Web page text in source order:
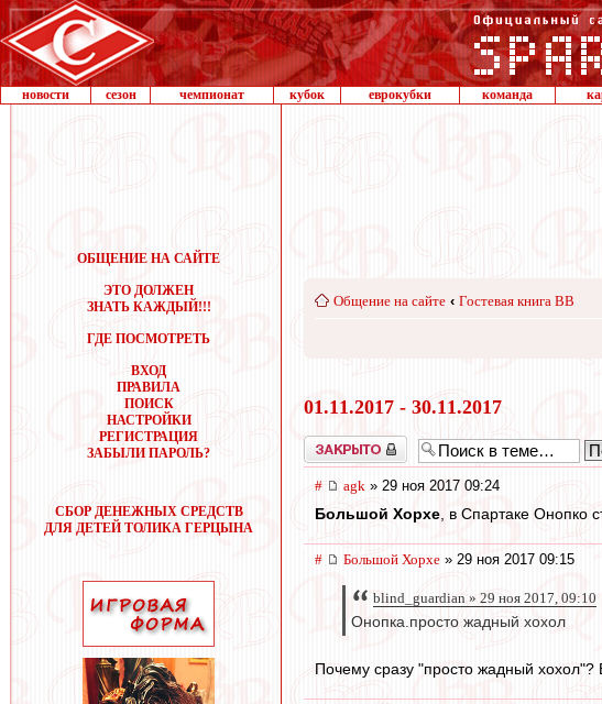
новости сезон чемпионат кубок еврокубки команда
ОБЩЕНИЕ НА САЙТЕ
ЭТО ДОЛЖЕН
ЗНАТЬ КАЖДЫЙ!!!
ГДЕ ПОСМОТРЕТЬ
ВХОД
ПРАВИЛА
ПОИСК
НАСТРОЙКИ
РЕГИСТРАЦИЯ
ЗАБЫЛИ ПАРОЛЬ?
СБОР ДЕНЕЖНЫХ СРЕДСТВ
ДЛЯ ДЕТЕЙ ТОЛИКА ГЕРЦЫНА
Общение на сайте ‹ Гостевая книга ВВ
01.11.2017 - 30.11.2017
Закрыто
# agk » 29 ноя 2017 09:24
Большой Хорхе, в Спартаке Онопко
# Большой Хорхе » 29 ноя 2017 09:15
blind_guardian » 29 ноя 2017, 09:10
Онопка.просто жадный хохол
Почему сразу "просто жадный хохол"?